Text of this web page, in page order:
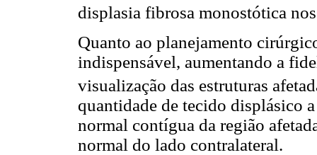
displasia fibrosa monostótica
Quanto ao planejamento
indispensável, aumentando a
visualização das estruturas
quantidade de tecido displásico
normal contígua da região
normal do lado contralateral.